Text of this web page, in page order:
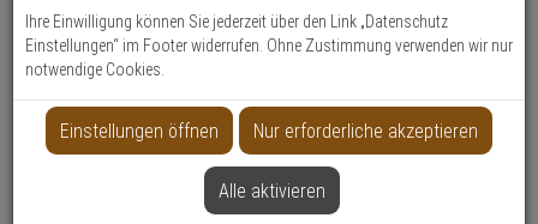
Suche
Produktmerkmale
Datenblatt drucken
Produktinformationen
Bewegungsmelder
Innenbereich
Bewegungserkennung, Alarmierung, Empfindlichkeit
Ihre Einwilligung können Sie jederzeit über den Link „Datenschutz
Einstellungen“ im Footer widerrufen. Ohne Zustimmung verwenden wir nur
notwendige Cookies.
Einstellungen öffnen Nur erforderliche akzeptieren
Alle aktivieren